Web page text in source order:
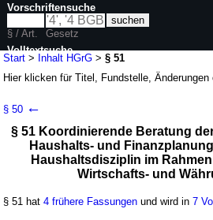
Start > Inhalt HGrG >§ 51
Hier klicken fürTitel, Fundstelle, Änderungen
12.05.2026BGBl. 2026 I Nr. 137
Geltung ab 01.01.1970; FNA: 63-14
10 weitere Fassungen | wird in 33
Teil II Vorschriften, die einheitlich
§ 50 ←
§ 51 Koordinierende Beratung
Haushalts- und
Haushaltsdisziplin im
Wirtschafts- und
§ 51 hat4 frühere Fassungen und wird in7
Vorschriftensuche
§ / Art.
Gesetz
Volltextsuche
nur in HGrG